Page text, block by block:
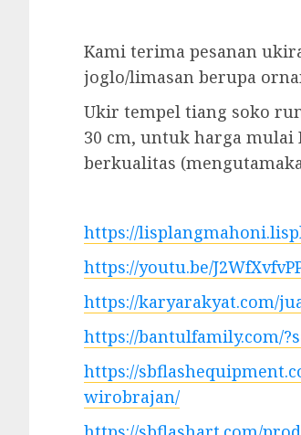
Kami terima pesanan
joglo/limasan berupa
Ukir tempel tiang soko
30 cm, untuk harga mulai
berkualitas
https://
https://youtu.be/
https://karyarakyat.com/
https://bantulfamily.com/
https://
wirobrajan/